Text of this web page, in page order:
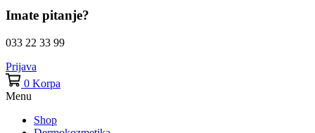
Imate pitanje?
033 22 33 99
Prijava
0 Korpa
Menu
Shop